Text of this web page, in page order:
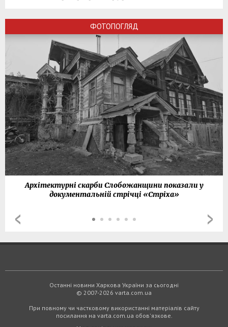
ФОТОПОГЛЯД
Архітектурні скарби Слобожанщини показали у
документальній стрічці «Стріха»
Останні новини Харкова України за сьогодні
© 2007-2026 varta.com.ua
При повному чи частковому використанні матеріалів сайту
посилання на varta.com.ua обов'язкове.